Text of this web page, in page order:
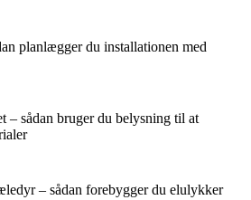
planlægger du installationen med
– sådan bruger du belysning til at
– sådan forebygger du elulykker